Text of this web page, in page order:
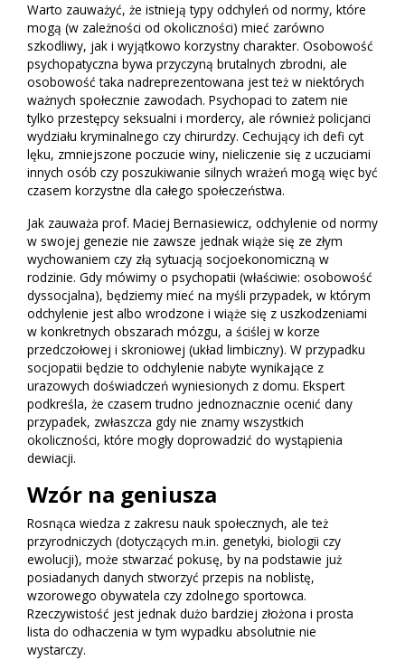
Warto zauważyć, że istnieją typy odchyleń od normy, które
mogą (w zależności od okoliczności) mieć zarówno
szkodliwy, jak i wyjątkowo korzystny charakter. Osobowość
psychopatyczna bywa przyczyną brutalnych zbrodni, ale
osobowość taka nadreprezentowana jest też w niektórych
ważnych społecznie zawodach. Psychopaci to zatem nie
tylko przestępcy seksualni i mordercy, ale również policjanci
wydziału kryminalnego czy chirurdzy. Cechujący ich defi cyt
lęku, zmniejszone poczucie winy, nieliczenie się z uczuciami
innych osób czy poszukiwanie silnych wrażeń mogą więc być
czasem korzystne dla całego społeczeństwa.
Jak zauważa prof. Maciej Bernasiewicz, odchylenie od normy
w swojej genezie nie zawsze jednak wiąże się ze złym
wychowaniem czy złą sytuacją socjoekonomiczną w
rodzinie. Gdy mówimy o psychopatii (właściwie: osobowość
dyssocjalna), będziemy mieć na myśli przypadek, w którym
odchylenie jest albo wrodzone i wiąże się z uszkodzeniami
w konkretnych obszarach mózgu, a ściślej w korze
przedczołowej i skroniowej (układ limbiczny). W przypadku
socjopatii będzie to odchylenie nabyte wynikające z
urazowych doświadczeń wyniesionych z domu. Ekspert
podkreśla, że czasem trudno jednoznacznie ocenić dany
przypadek, zwłaszcza gdy nie znamy wszystkich
okoliczności, które mogły doprowadzić do wystąpienia
dewiacji.
Wzór na geniusza
Rosnąca wiedza z zakresu nauk społecznych, ale też
przyrodniczych (dotyczących m.in. genetyki, biologii czy
ewolucji), może stwarzać pokusę, by na podstawie już
posiadanych danych stworzyć przepis na noblistę,
wzorowego obywatela czy zdolnego sportowca.
Rzeczywistość jest jednak dużo bardziej złożona i prosta
lista do odhaczenia w tym wypadku absolutnie nie
wystarczy.